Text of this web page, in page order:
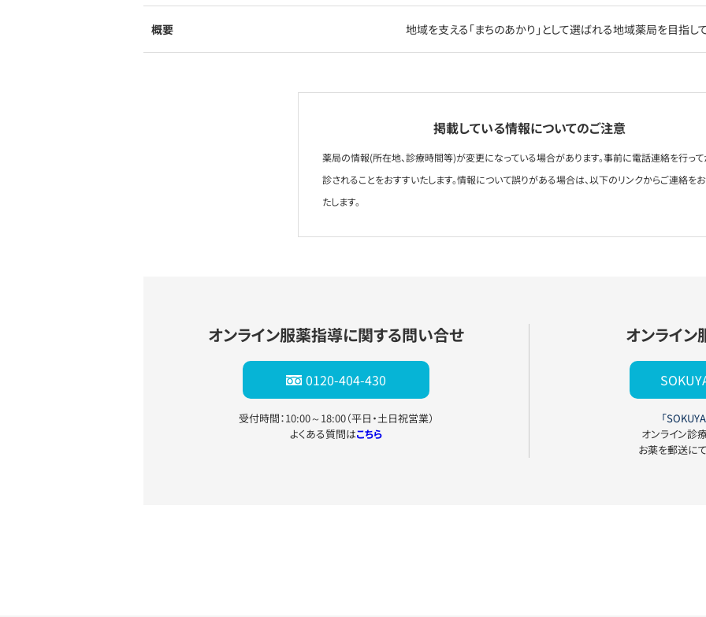
概要 地域を支える「まちのあかり」として選ばれる地域薬局を目指し
掲載している情報についてのご注意
薬局の情報(所在地、診療時間等)が変更になっている場合があります。事前に電話連絡を行っ
診されることをおすすいたします。情報について誤りがある場合は、以下のリンクからご連絡を
たします。
オンライン服薬指導に関する問い合せ
0120-404-430
受付時間：10:00～18:00（平日・土日祝営業）
よくある質問はこちら
オンライ
「
オンライン診
お薬を郵送に